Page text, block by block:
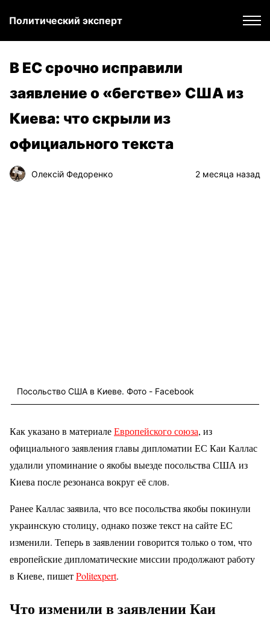
Политический эксперт
В ЕС срочно исправили
заявление о «бегстве» США из
Киева: что скрыли из
официального текста
Олексій Федоренко 2 месяца назад
Посольство США в Киеве. Фото - Facebook
Как указано в материалеЕвропейского союза, из
официального заявления главы дипломатии ЕС Каи Каллас
удалили упоминание о якобы выезде посольства США из
Киева после резонанса вокруг её слов.
Ранее Каллас заявила, что все посольства якобы покинули
украинскую столицу, однако позже текст на сайте ЕС
изменили. Теперь в заявлении говорится только о том, что
европейские дипломатические миссии продолжают работу
в Киеве, пишетPolitexpert.
Что изменили в заявлении Каи